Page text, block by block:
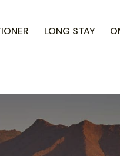
LONG STAY